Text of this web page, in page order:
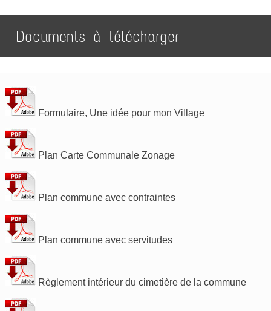
Documents à télécharger
Formulaire, Une idée pour mon Village
Plan Carte Communale Zonage
Plan commune avec contraintes
Plan commune avec servitudes
Règlement intérieur du cimetière de la commune